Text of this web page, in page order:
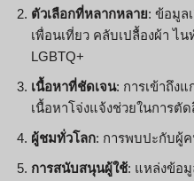
ตัวเลือกที่หลากหลาย: ข้อมูล
เพื่อนเที่ยว คลับเปลื้องผ้า ไ
LGBTQ+
เนื้อหาที่ชัดเจน: การเข้าถึง
เนื้อหาโจ่งแจ้งช่วยในการตั
ผู้ชมทั่วโลก: การพบปะกับผู้
การสนับสนุนผู้ใช้: แหล่งข้อ